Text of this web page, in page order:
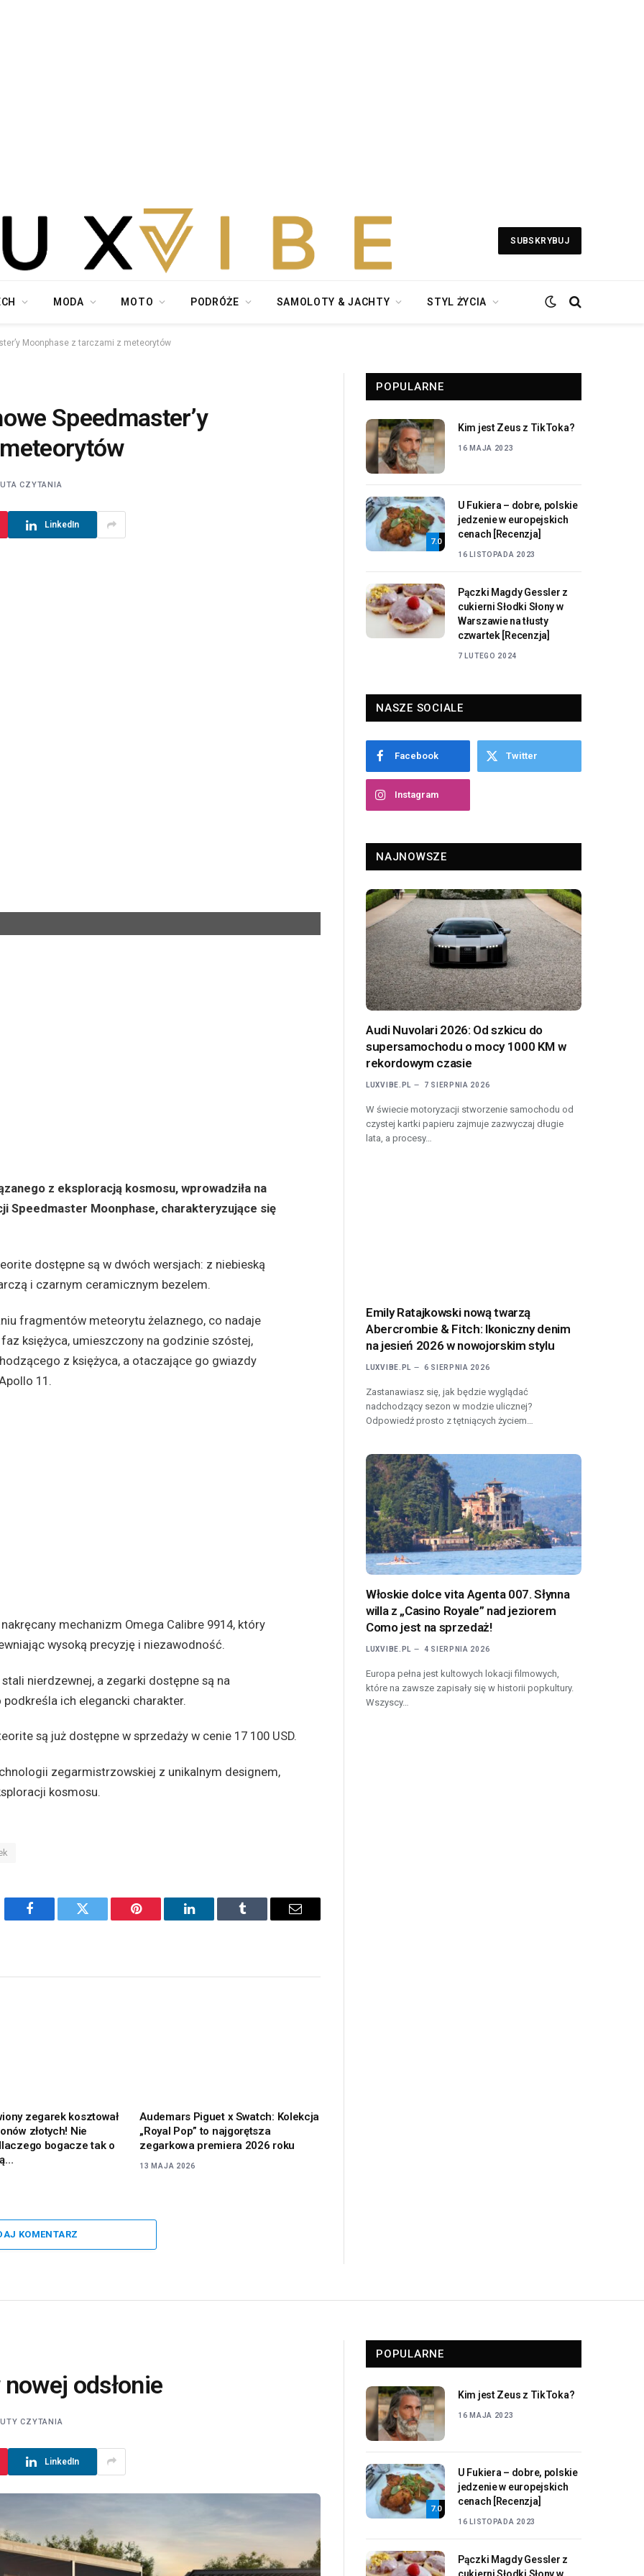
SUBSKRYBUJ
MODA MOTO PODRÓŻE SAMOLOTY & JACHTY STYL ŻYCIA
Moonphase z tarczami z meteorytów
Speedmaster’y
CZYTANIA
LinkedIn
z eksploracją kosmosu, wprowadziła na
Speedmaster Moonphase, charakteryzujące się
dostępne są w dwóch wersjach: z niebieską
i czarnym ceramicznym bezelem.
fragmentów meteorytu żelaznego, co nadaje
księżyca, umieszczony na godzinie szóstej,
z księżyca, a otaczające go gwiazdy
11.
mechanizm Omega Calibre 9914, który
wysoką precyzję i niezawodność.
nierdzewnej, a zegarki dostępne są na
ich elegancki charakter.
są już dostępne w sprzedaży w cenie 17 100 USD.
zegarmistrzowskiej z unikalnym designem,
kosmosu.
Facebook Twitter Pinterest LinkedIn Tumblr Email
zegarek kosztował
złotych! Nie
bogacze tak o
Audemars Piguet x Swatch: Kolekcja
„Royal Pop” to najgorętsza
zegarkowa premiera 2026 roku
13 MAJA 2026
KOMENTARZ
POPULARNE
Kim jest Zeus z TikToka?
16 MAJA 2023
7.0
U Fukiera – dobre, polskie
jedzenie w europejskich
cenach [Recenzja]
16 LISTOPADA 2023
Pączki Magdy Gessler z
cukierni Słodki Słony w
Warszawie na tłusty
czwartek [Recenzja]
7 LUTEGO 2024
NASZE SOCIALE
Facebook Twitter
Instagram
NAJNOWSZE
Audi Nuvolari 2026: Od szkicu do
supersamochodu o mocy 1000 KM w
rekordowym czasie
LUXVIBE.PL 7 SIERPNIA 2026
W świecie motoryzacji stworzenie samochodu od
czystej kartki papieru zajmuje zazwyczaj długie
lata, a procesy…
Emily Ratajkowski nową twarzą
Abercrombie & Fitch: Ikoniczny denim
na jesień 2026 w nowojorskim stylu
LUXVIBE.PL 6 SIERPNIA 2026
Zastanawiasz się, jak będzie wyglądać
nadchodzący sezon w modzie ulicznej?
Odpowiedź prosto z tętniących życiem…
Włoskie dolce vita Agenta 007. Słynna
willa z „Casino Royale” nad jeziorem
Como jest na sprzedaż!
LUXVIBE.PL 4 SIERPNIA 2026
Europa pełna jest kultowych lokacji filmowych,
które na zawsze zapisały się w historii popkultury.
Wszyscy…
odsłonie
CZYTANIA
LinkedIn
POPULARNE
Kim jest Zeus z TikToka?
16 MAJA 2023
7.0
U Fukiera – dobre, polskie
jedzenie w europejskich
cenach [Recenzja]
16 LISTOPADA 2023
Pączki Magdy Gessler z